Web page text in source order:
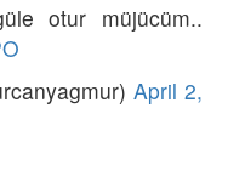
otur müjücüm..
April 2,